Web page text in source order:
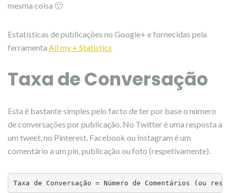
mesma coisa 🙂
Estatísticas de publicações no Google+ e fornecidas pela
ferramenta All my + Statistics
Taxa de Conversação
Esta é bastante simples pelo facto de ter por base o número
de conversações por publicação. No Twitter é uma resposta a
um tweet, no Pinterest, Facebook ou Instagram é um
comentário a um pin, publicação ou foto (respetivamente).
Taxa de Conversação = Número de Comentários (ou